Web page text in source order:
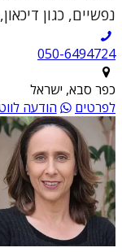
נפשיים, כגון
050-6494724
כפר סבא, ישראל
לפרטים
הודעה